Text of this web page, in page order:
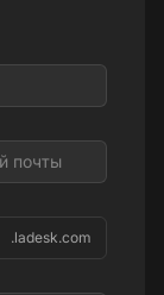
.ladesk.com